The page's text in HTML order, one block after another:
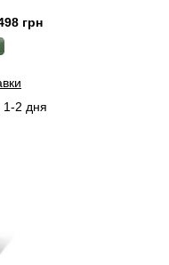
грн
1-2 дня